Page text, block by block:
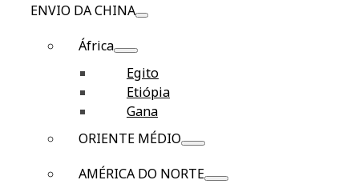
ENVIO DA CHINA
África
Egito
Etiópia
Gana
ORIENTE MÉDIO
AMÉRICA DO NORTE